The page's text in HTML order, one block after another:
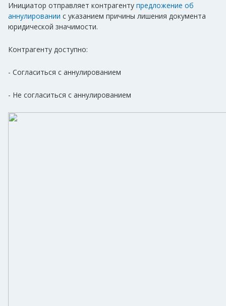
Инициатор отправляет контрагенту предложение об
аннулировании с указанием причины лишения документа
юридической значимости.
Контрагенту доступно:
- Согласиться с аннулированием
- Не согласиться с аннулированием